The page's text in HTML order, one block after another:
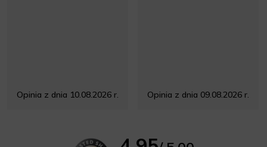
Opinia z dnia 10.08.2026 r. Opinia z dnia 09.08.2026 r.